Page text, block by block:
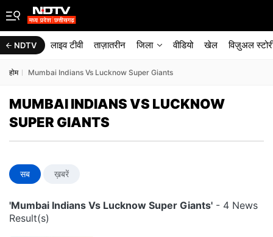
NDTV लाइव टीवी ताज़ातरीन जिला वीडियो खेल विज़ुअल
होम Mumbai Indians Vs Lucknow Super Giants
MUMBAI INDIANS VS LUCKNOW
SUPER GIANTS
सब ख़बरें
'Mumbai Indians Vs Lucknow Super Giants' - 4 News
Result(s)